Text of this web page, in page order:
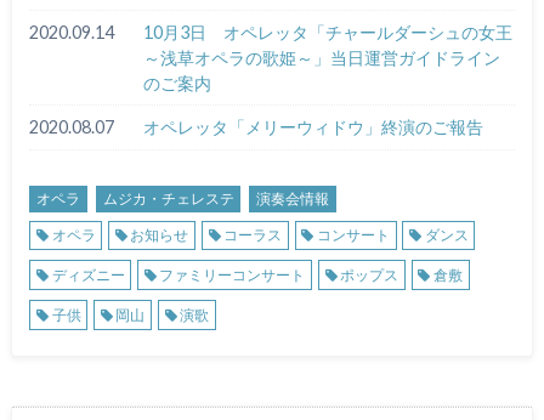
2020.09.14
10月3日 オペレッタ「チャールダーシュの女王
～浅草オペラの歌姫～」当日運営ガイドライン
のご案内
2020.08.07 オペレッタ「メリーウィドウ」終演のご報告
オペラ ムジカ・チェレステ
演奏会情報
オペラ
お知らせ コーラス コンサート ダンス
ディズニー ファミリーコンサート ポップス 倉敷
子供 岡山 演歌